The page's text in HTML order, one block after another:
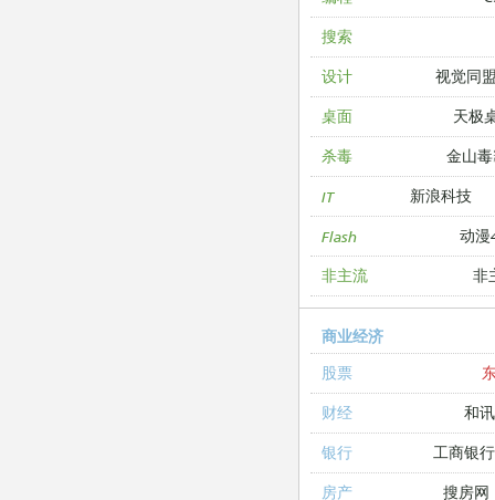
搜索
设计 视觉同
桌面 天极
杀毒 金山
IT 新浪科技
Flash 动漫
非主流 非
商业经济
股票
财经 和
银行 工商银行
房产 搜房网